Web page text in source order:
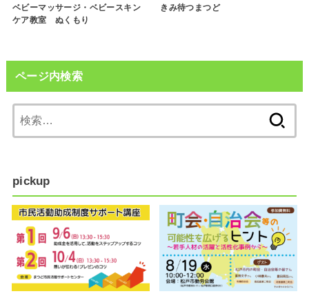
ベビーマッサージ・ベビースキン
ケア教室 ぬくもり
きみ待つまつど
ページ内検索
索:
pickup